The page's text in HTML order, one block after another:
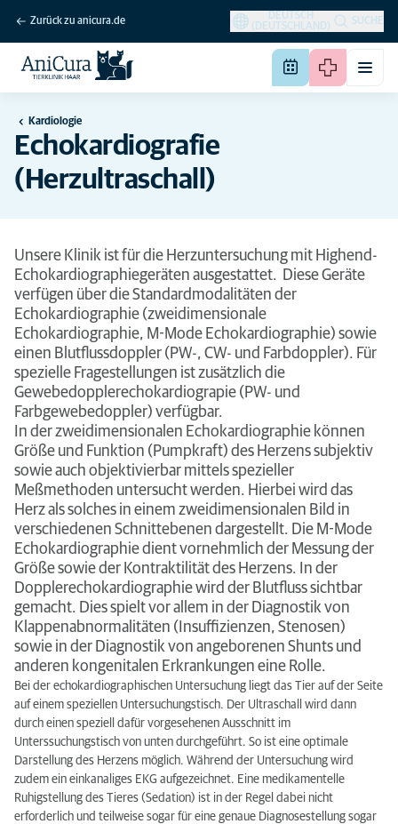
Zurück zu anicura.de
DEUTSCH
(DEUTSCHLAND)
SUCHE
Kardiologie
Echokardiografie
(Herzultraschall)
Unsere Klinik ist für die Herzuntersuchung mit Highend-
Echokardiographiegeräten ausgestattet. Diese Geräte
verfügen über die Standardmodalitäten der
Echokardiographie (zweidimensionale
Echokardiographie, M-Mode Echokardiographie) sowie
einen Blutflussdoppler (PW-, CW- und Farbdoppler). Für
spezielle Fragestellungen ist zusätzlich die
Gewebedopplerechokardiograpie (PW- und
Farbgewebedoppler) verfügbar.
In der zweidimensionalen Echokardiographie können
Größe und Funktion (Pumpkraft) des Herzens subjektiv
sowie auch objektivierbar mittels spezieller
Meßmethoden untersucht werden. Hierbei wird das
Herz als solches in einem zweidimensionalen Bild in
verschiedenen Schnittebenen dargestellt. Die M-Mode
Echokardiographie dient vornehmlich der Messung der
Größe sowie der Kontraktilität des Herzens. In der
Dopplerechokardiographie wird der Blutfluss sichtbar
gemacht. Dies spielt vor allem in der Diagnostik von
Klappenabnormalitäten (Insuffizienzen, Stenosen)
sowie in der Diagnostik von angeborenen Shunts und
anderen kongenitalen Erkrankungen eine Rolle.
Bei der echokardiographischen Untersuchung liegt das Tier auf der Seite
auf einem speziellen Untersuchungstisch. Der Ultraschall wird dann
durch einen speziell dafür vorgesehenen Ausschnitt im
Unterssuchungstisch von unten durchgeführt. So ist eine optimale
Darstellung des Herzens möglich. Während der Untersuchung wird
zudem ein einkanaliges EKG aufgezeichnet. Eine medikamentelle
Ruhigstellung des Tieres (Sedation) ist in der Regel dabei nicht
erforderlich und teilweise sogar für eine genaue Diagnosestellung sogar